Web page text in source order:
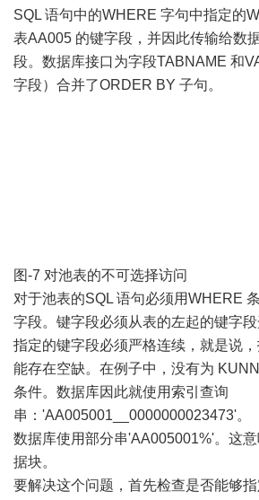
SQL 语句中的WHERE 字句中指定的
表AA005 的键字段，并因此传输给数
段。数据库接口为字段TABNAME 和
字段）合并了ORDER BY 子句。
图-7 对池表的不可选择访问
对于池表的SQL 语句必须用WHERE
字段。键字段必须从表的左起的键字段
指定的键字段必须严格连续，就是说
能存在空缺。在例子中，没有为
条件。数据库因此就使用索引查询
串：'AA005001__0000000023473'。
数据库使用部分串'AA005001%'。这
据块。
要解决这个问题，首先检查是否能够